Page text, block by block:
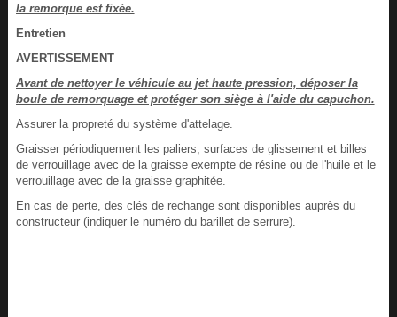
la remorque est fixée.
Entretien
AVERTISSEMENT
Avant de nettoyer le véhicule au jet haute pression, déposer la
boule de remorquage et protéger son siège à l'aide du capuchon.
Assurer la propreté du système d'attelage.
Graisser périodiquement les paliers, surfaces de glissement et billes
de verrouillage avec de la graisse exempte de résine ou de l'huile et le
verrouillage avec de la graisse graphitée.
En cas de perte, des clés de rechange sont disponibles auprès du
constructeur (indiquer le numéro du barillet de serrure).